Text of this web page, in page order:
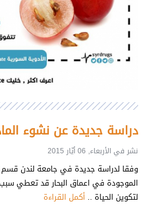
دراسة جديدة عن نشوء
نشر في الأربعاء, 06 أيّار 2015
وفقا لدراسة جديدة في جامعة لندن قسم
الموجودة في اعماق البحار قد تعطي سبب
لتكوين الحياة .. أكمل القراءة